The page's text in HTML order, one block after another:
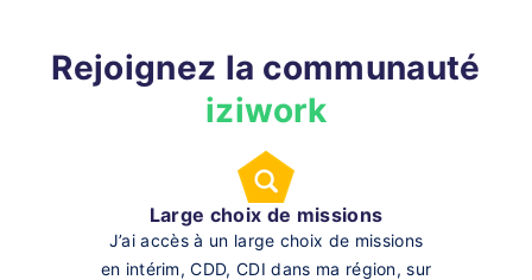
Rejoignez la communauté
iziwork
Large choix de missions
J’ai accès à un large choix de missions
en intérim, CDD, CDI dans ma région, sur